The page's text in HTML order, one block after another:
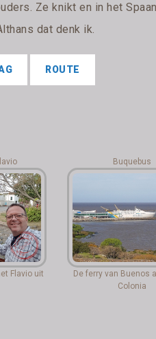
Ze knikt en in het
dat denk ik.
ROUTE
Flavio uit
Buquebus
De ferry van Buenos
Colonia